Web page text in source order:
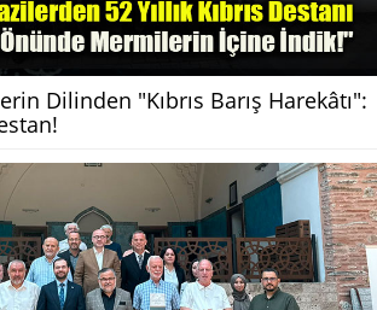
Dilinden "Kıbrıs Barış Harekâtı":